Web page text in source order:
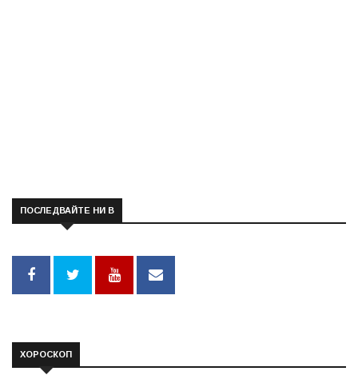
ПОСЛЕДВАЙТЕ НИ В
ХОРОСКОП